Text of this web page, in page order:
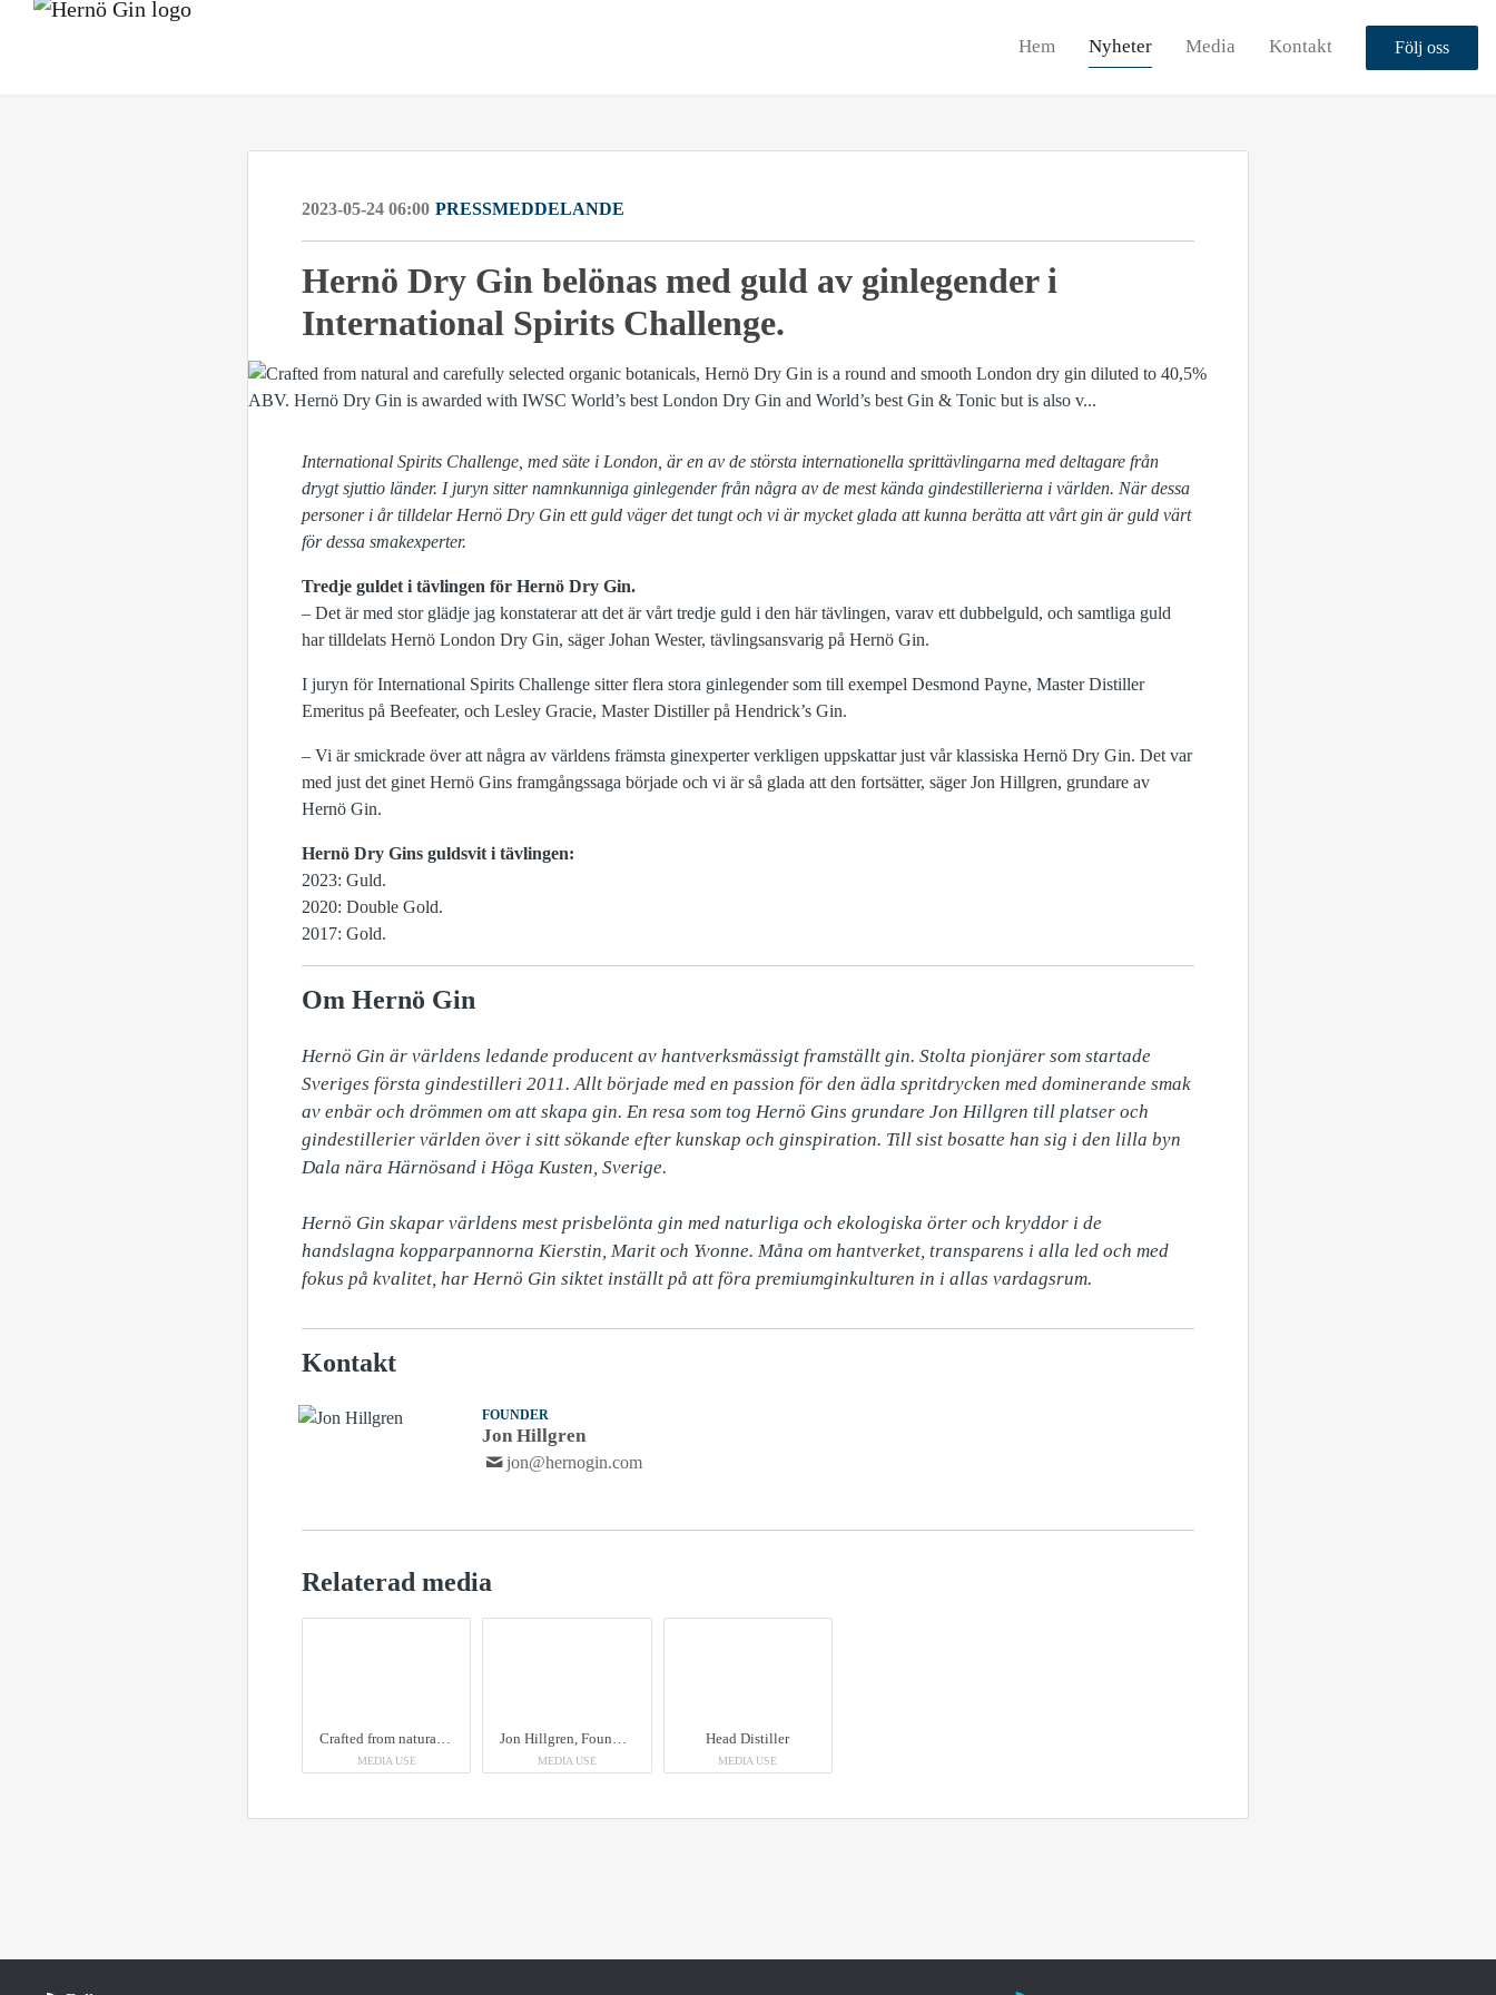
Hem Nyheter Media Kontakt Följ oss
2023-05-24 06:00 PRESSMEDDELANDE
Hernö Dry Gin belönas med guld av ginlegender i
International Spirits Challenge.
International Spirits Challenge, med säte i London, är en av de största internationella sprittävlingarna med deltagare från
drygt sjuttio länder. I juryn sitter namnkunniga ginlegender från några av de mest kända gindestillerierna i världen. När dessa
personer i år tilldelar Hernö Dry Gin ett guld väger det tungt och vi är mycket glada att kunna berätta att vårt gin är guld värt
för dessa smakexperter.
Tredje guldet i tävlingen för Hernö Dry Gin.
– Det är med stor glädje jag konstaterar att det är vårt tredje guld i den här tävlingen, varav ett dubbelguld, och samtliga guld
har tilldelats Hernö London Dry Gin, säger Johan Wester, tävlingsansvarig på Hernö Gin.
I juryn för International Spirits Challenge sitter flera stora ginlegender som till exempel Desmond Payne, Master Distiller
Emeritus på Beefeater, och Lesley Gracie, Master Distiller på Hendrick’s Gin.
– Vi är smickrade över att några av världens främsta ginexperter verkligen uppskattar just vår klassiska Hernö Dry Gin. Det var
med just det ginet Hernö Gins framgångssaga började och vi är så glada att den fortsätter, säger Jon Hillgren, grundare av
Hernö Gin.
Hernö Dry Gins guldsvit i tävlingen:
2023: Guld.
2020: Double Gold.
2017: Gold.
Om Hernö Gin
Hernö Gin är världens ledande producent av hantverksmässigt framställt gin. Stolta pionjärer som startade
Sveriges första gindestilleri 2011. Allt började med en passion för den ädla spritdrycken med dominerande smak
av enbär och drömmen om att skapa gin. En resa som tog Hernö Gins grundare Jon Hillgren till platser och
gindestillerier världen över i sitt sökande efter kunskap och ginspiration. Till sist bosatte han sig i den lilla byn
Dala nära Härnösand i Höga Kusten, Sverige.
Hernö Gin skapar världens mest prisbelönta gin med naturliga och ekologiska örter och kryddor i de
handslagna kopparpannorna Kierstin, Marit och Yvonne. Måna om hantverket, transparens i alla led och med
fokus på kvalitet, har Hernö Gin siktet inställt på att föra premiumginkulturen in i allas vardagsrum.
Kontakt
FOUNDER
Jon Hillgren
jon@hernogin.com
Relaterad media
Crafted from natural and carefully selected organic botanicals, Hernö Dry Gin is a round and smooth London dry gin diluted to 40,5% ABV. Hernö Dry Gin is awarded with IWSC World’s best London Dry Gin and World’s best Gin & Tonic but is also very enjoyable on its own.
MEDIA USE
Jon Hillgren, Founder and Master Distiller. Driving force and passionate leader. Following his dream distilling gin inspired by the Swedish nature.
MEDIA USE
Head Distiller
MEDIA USE